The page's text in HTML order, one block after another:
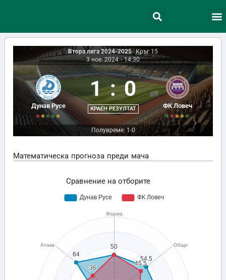
Втора лига 2024-2025 | Кръг 15
3 ное. 2024 - 14:30
Дунав Русе
1 : 0
КРАЕН РЕЗУЛТАТ ФК Ловеч
Полувреме: 1-0
Математическа прогноза преди мача
Сравнение на отборите